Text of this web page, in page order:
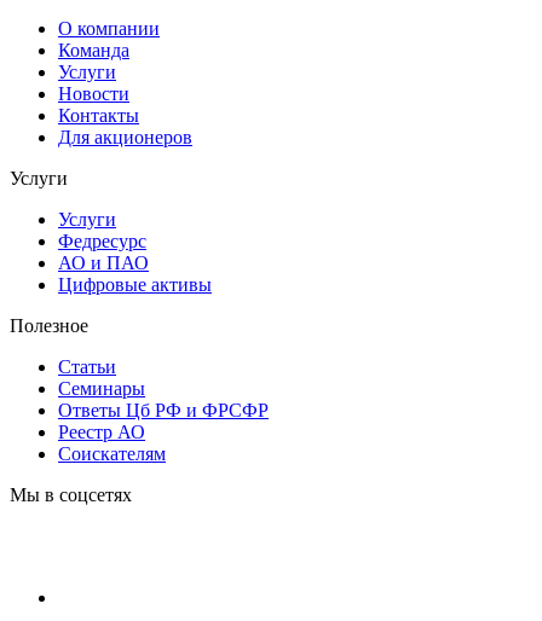
О компании
Команда
Услуги
Новости
Контакты
Для акционеров
Услуги
Услуги
Федресурс
АО и ПАО
Цифровые активы
Полезное
Статьи
Cеминары
Ответы Цб РФ и ФРСФР
Реестр АО
Соискателям
Мы в соцсетях